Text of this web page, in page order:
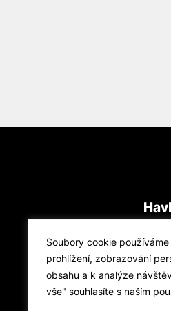
Soubory cookie
prohlížení, zobrazování
obsahu a k analýze
vše" souhlasíte s naším